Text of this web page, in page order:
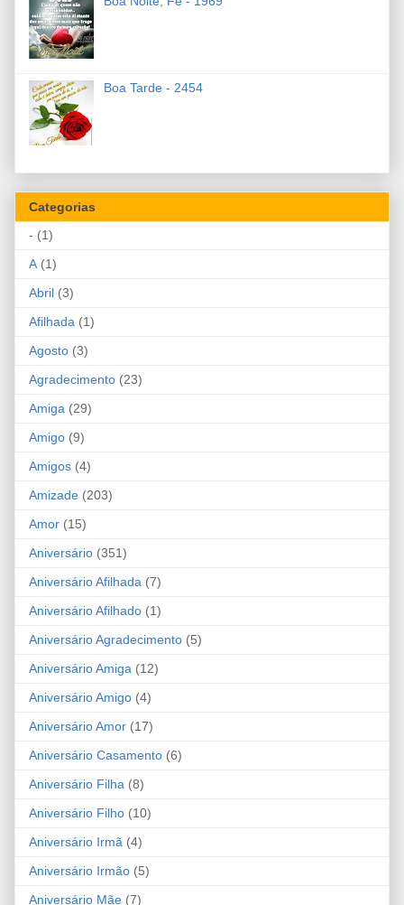
Boa Tarde - 2454
Categorias
- (1)
A (1)
Abril (3)
Afilhada (1)
Agosto (3)
Agradecimento (23)
Amiga (29)
Amigo (9)
Amigos (4)
Amizade (203)
Amor (15)
Aniversário (351)
Aniversário Afilhada (7)
Aniversário Afilhado (1)
Aniversário Agradecimento (5)
Aniversário Amiga (12)
Aniversário Amigo (4)
Aniversário Amor (17)
Aniversário Casamento (6)
Aniversário Filha (8)
Aniversário Filho (10)
Aniversário Irmã (4)
Aniversário Irmão (5)
Aniversário Mãe (7)